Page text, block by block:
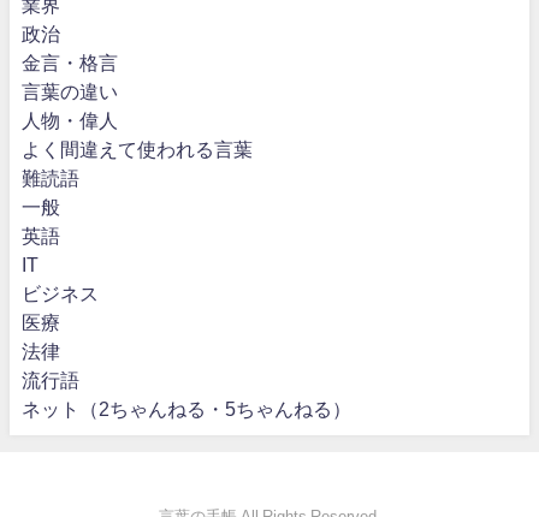
業界
政治
金言・格言
言葉の違い
人物・偉人
よく間違えて使われる言葉
難読語
一般
英語
IT
ビジネス
医療
法律
流行語
ネット（2ちゃんねる・5ちゃんねる）